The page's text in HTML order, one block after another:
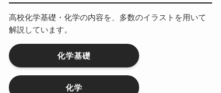
高校化学基礎・化学の内容を、多数のイラストを用いて
解説しています。
化学基礎
化学